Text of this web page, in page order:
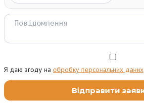
Я даю згоду на обробку персональних даних